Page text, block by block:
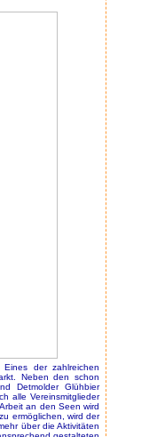
der zahlreichen
Neben den schon
Detmolder Glühbier
alle Vereinsmitglieder
an den Seen wird
ermöglichen, wird der
über die Aktivitäten